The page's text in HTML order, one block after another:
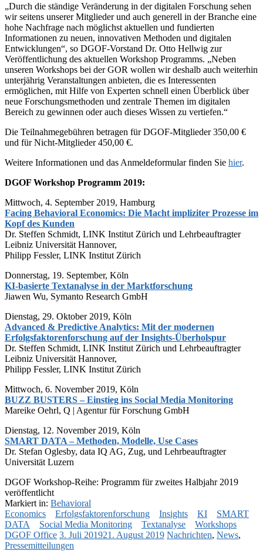
„Durch die ständige Veränderung in der digitalen Forschung sehen
wir seitens unserer Mitglieder und auch generell in der Branche eine
hohe Nachfrage nach möglichst aktuellen und fundierten
Informationen zu neuen, innovativen Methoden und digitalen
Entwicklungen“, so DGOF-Vorstand Dr. Otto Hellwig zur
Veröffentlichung des aktuellen Workshop Programms. „Neben
unseren Workshops bei der GOR wollen wir deshalb auch weiterhin
unterjährig Veranstaltungen anbieten, die es Interessenten
ermöglichen, mit Hilfe von Experten schnell einen Überblick über
neue Forschungsmethoden und zentrale Themen im digitalen
Bereich zu gewinnen oder auch dieses Wissen zu vertiefen.“
Die Teilnahmegebühren betragen für DGOF-Mitglieder 350,00 €
und für Nicht-Mitglieder 450,00 €.
Weitere Informationen und das Anmeldeformular finden Sie hier.
DGOF Workshop Programm 2019:
Mittwoch, 4. September 2019, Hamburg
Facing Behavioral Economics: Die Macht impliziter Prozesse im
Kopf des Kunden
Dr. Steffen Schmidt, LINK Institut Zürich und Lehrbeauftragter
Leibniz Universität Hannover,
Philipp Fessler, LINK Institut Zürich
Donnerstag, 19. September, Köln
KI-basierte Textanalyse in der Marktforschung
Jiawen Wu, Symanto Research GmbH
Dienstag, 29. Oktober 2019, Köln
Advanced & Predictive Analytics: Mit der modernen
Erfolgsfaktorenforschung auf der Insights-Überholspur
Dr. Steffen Schmidt, LINK Institut Zürich und Lehrbeauftragter
Leibniz Universität Hannover,
Philipp Fessler, LINK Institut Zürich
Mittwoch, 6. November 2019, Köln
BUZZ BUSTERS – Einstieg ins Social Media Monitoring
Mareike Oehrl, Q | Agentur für Forschung GmbH
Dienstag, 12. November 2019, Köln
SMART DATA – Methoden, Modelle, Use Cases
Dr. Stefan Oglesby, data IQ AG, Zug, und Lehrbeauftragter
Universität Luzern
DGOF Workshop-Reihe: Programm für zweites Halbjahr 2019
veröffentlicht
Markiert in: Behavioral
Economics
Erfolgsfaktorenforschung Insights KI
SMART
DATA
Social Media Monitoring Textanalyse
Workshops
DGOF Office 3. Juli 201921. August 2019 Nachrichten, News,
Pressemitteilungen